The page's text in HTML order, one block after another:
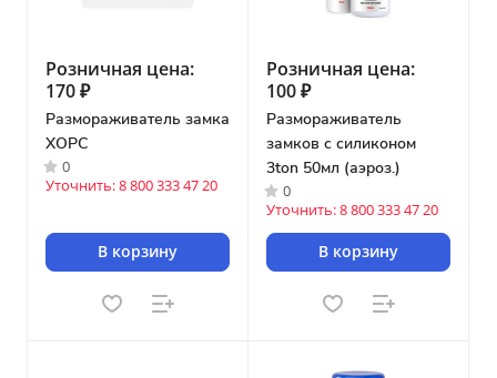
Розничная цена:
170 ₽
Размораживатель замка
ХОРС
0
Уточнить: 8 800 333 47 20
В корзину
Розничная цена:
100 ₽
Размораживатель
замков с силиконом
3ton 50мл (аэроз.)
0
Уточнить: 8 800 333 47 20
В корзину